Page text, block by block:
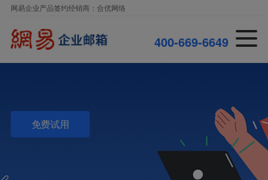
网易企业产品签约经销商：合优网络
400-669-6649
免费试用